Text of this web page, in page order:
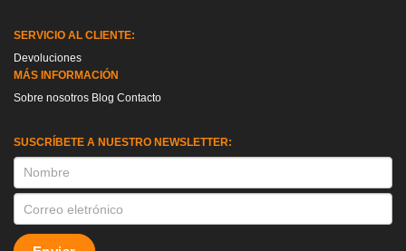
SERVICIO AL CLIENTE:
Devoluciones
MÁS INFORMACIÓN
Sobre nosotros Blog Contacto
SUSCRÍBETE A NUESTRO NEWSLETTER:
SUSCRIPCION